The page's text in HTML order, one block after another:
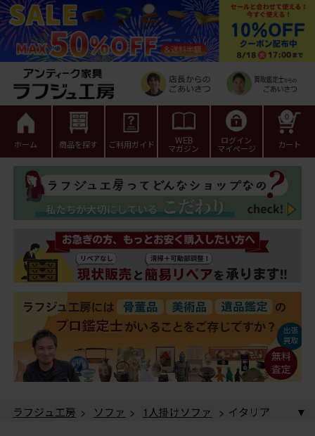
ホーム 商品を探す ご利用ガイド WEB
マガジン
ログイン
マイページ カート
0
ラフジュ工房 > ソファ > 1人掛けソファ